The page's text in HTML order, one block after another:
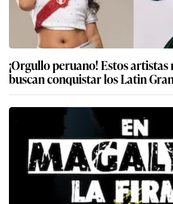
¡Orgullo peruano! Estos artistas
buscan conquistar los Latin